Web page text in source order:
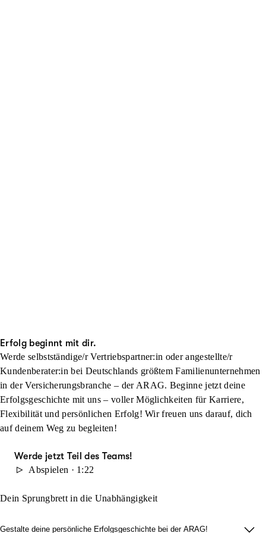
Erfolg beginnt mit dir.
Werde selbstständige/r Vertriebspartner:in oder angestellte/r
Kundenberater:in bei Deutschlands größtem Familienunternehmen
in der Versicherungsbranche – der ARAG. Beginne jetzt deine
Erfolgsgeschichte mit uns – voller Möglichkeiten für Karriere,
Flexibilität und persönlichen Erfolg! Wir freuen uns darauf, dich
auf deinem Weg zu begleiten!
Werde jetzt Teil des Teams!
Abspielen · 1:22
Dein Sprungbrett in die Unabhängigkeit
Gestalte deine persönliche Erfolgsgeschichte bei der ARAG!